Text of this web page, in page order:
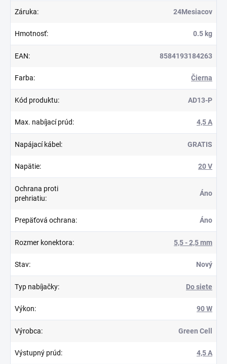
Záruka: 24Mesiacov
Hmotnosť: 0.5 kg
EAN: 8584193184263
Farba: Čierna
Kód produktu: AD13-P
Max. nabíjací prúd: 4,5 A
Napájací kábel : GRATIS
Napätie: 20 V
Ochrana proti
prehriatiu:
Áno
Prepäťová ochrana: Áno
Rozmer konektora: 5,5 - 2,5 mm
Stav: Nový
Typ nabíjačky: Do siete
Výkon: 90 W
Výrobca: Green Cell
Výstupný prúd: 4,5 A